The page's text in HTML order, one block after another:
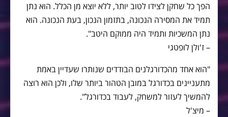
הפך כל שחקן לצידו לטוב יותר, ללא יוצא מן הכלל. הוא נתן
תמיד את המסירה הנכונה, בתזמון הנכון, בעת הנכונה. הוא
נתן המשכיות ותמיד היה ממוקם היטב".
– ז'ולן לופטגי
"הוא אחד מהכדורגלנים הבודדים שנותרו שעדיין באמת
מתעניינים בכדורגל במובן הטהור ביותר שלו, ולכן הוא רוצה
להמשיך לעזור למשחק, לעבוד בכדורגל".
– מיצ'ל